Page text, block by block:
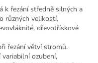
k řezání středně silných a
různých velikostí,
dřevotřískové
řezání větví stromů.
ozubení,